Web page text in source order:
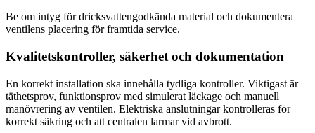
Be om intyg för dricksvattengodkända material och dokumentera
ventilens placering för framtida service.
Kvalitetskontroller, säkerhet och dokumentation
En korrekt installation ska innehålla tydliga kontroller. Viktigast är
täthetsprov, funktionsprov med simulerat läckage och manuell
manövrering av ventilen. Elektriska anslutningar kontrolleras för
korrekt säkring och att centralen larmar vid avbrott.